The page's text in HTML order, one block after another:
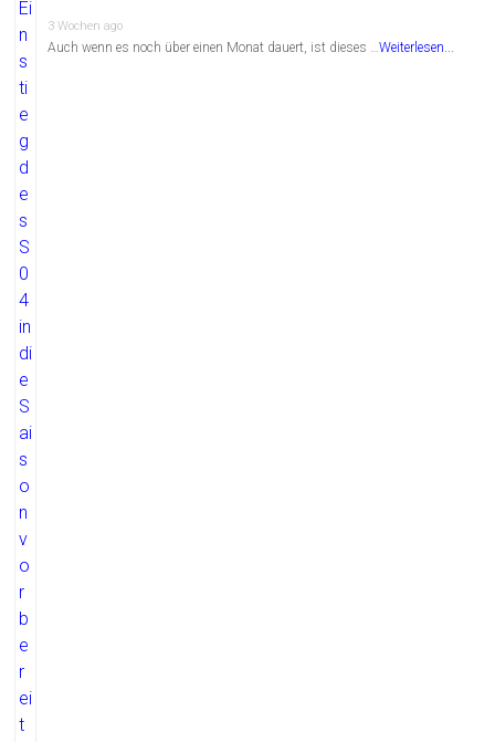
3 Wochen ago
Auch wenn es noch über einen Monat dauert, ist dieses …Weiterlesen...